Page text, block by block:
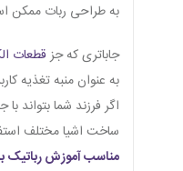
به طراحی ربات ممکن
جاباتری که جزقطعات
به عنوان منبه تغذیه
اگر فرزند شما بتواند با
ساخت اشیا مختلف
مناسب آموزش رباتیک